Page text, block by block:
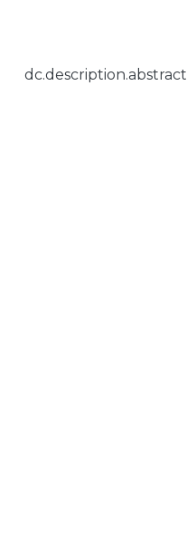
dc.description.abstract